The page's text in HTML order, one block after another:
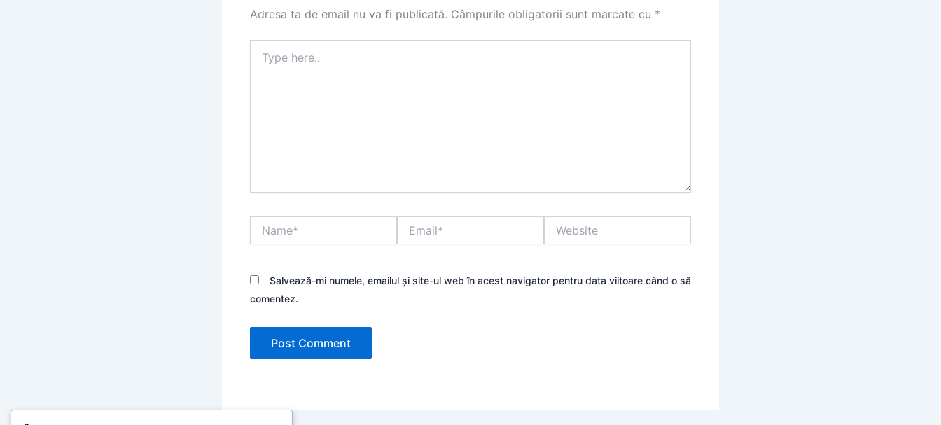
Adresa ta de email nu va fi publicată. Câmpurile obligatorii sunt marcate cu *
here..
Salvează-mi numele, emailul și site-ul web în acest navigator pentru data viitoare când o să
comentez.